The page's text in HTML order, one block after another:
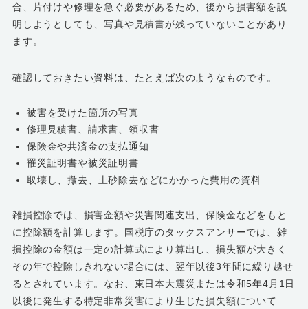
合、片付けや修理を急ぐ必要があるため、後から損害額を説
明しようとしても、写真や見積書が残っていないことがあり
ます。
確認しておきたい資料は、たとえば次のようなものです。
被害を受けた箇所の写真
修理見積書、請求書、領収書
保険金や共済金の支払通知
罹災証明書や被災証明書
取壊し、撤去、土砂除去などにかかった費用の資料
雑損控除では、損害金額や災害関連支出、保険金などをもと
に控除額を計算します。国税庁のタックスアンサーでは、雑
損控除の金額は一定の計算式により算出し、損失額が大きく
その年で控除しきれない場合には、翌年以後3年間に繰り越せ
るとされています。なお、東日本大震災または令和5年4月1日
以後に発生する特定非常災害により生じた損失額について